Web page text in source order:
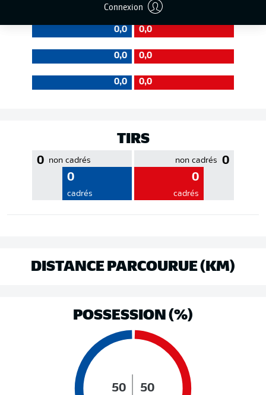
Connexion
EFFICACITÉ DES PASSES
0,0 0,0
0,0 0,0
0,0 0,0
TIRS
0 non cadrés
0
cadrés
0
non cadrés
0
cadrés
DISTANCE PARCOURUE (KM)
POSSESSION (%)
50 50